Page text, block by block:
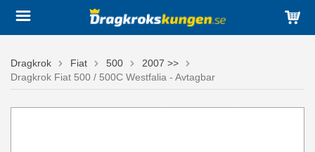
Dragkrok Fiat 500
2007 >>
Dragkrok Fiat 500 / 500C Westfalia - Avtagbar